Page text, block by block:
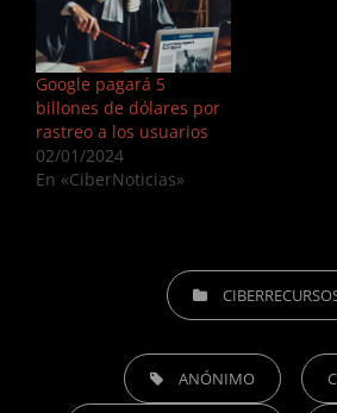
Google pagará 5
billones de dólares por
rastreo a los usuarios
02/01/2024
En «CiberNoticias»
CATEGORÍAS
ETIQUETAS,ANÓNIMO